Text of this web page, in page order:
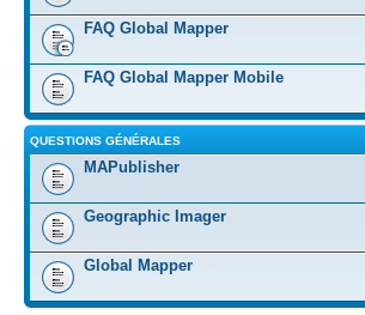
FAQ Global Mapper
FAQ Global Mapper Mobile
QUESTIONS GÉNÉRALES
MAPublisher
Geographic Imager
Global Mapper